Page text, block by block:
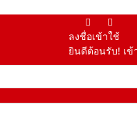
ลงชื่อเข้าใช้
ยินดีต้อนรับ! เ